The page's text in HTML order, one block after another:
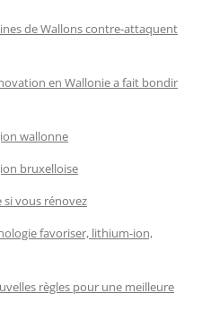
de Wallons contre-attaquent
en Wallonie a fait bondir
wallonne
bruxelloise
si vous rénovez
favoriser, lithium-ion,
règles pour une meilleure